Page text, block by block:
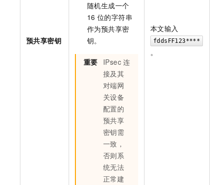
预共享密钥
随机生成一个
16 位的字符串
作为预共享密
钥。
重要 IPsec 连
接及其
对端网
关设备
配置的
预共享
密钥需
一致，
否则系
统无法
正常建
本文输入
fddsFF123****
。